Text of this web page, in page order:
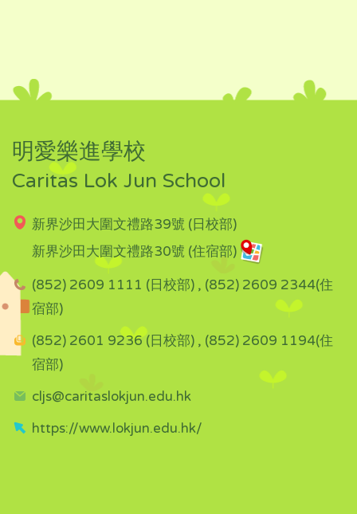
明愛樂進學校
Caritas Lok Jun School
新界沙田大圍文禮路39號 (日校部)
新界沙田大圍文禮路30號 (住宿部)
(852) 2609 1111 (日校部) , (852) 2609 2344(住
宿部)
(852) 2601 9236 (日校部) , (852) 2609 1194(住
宿部)
cljs@caritaslokjun.edu.hk
https://www.lokjun.edu.hk/